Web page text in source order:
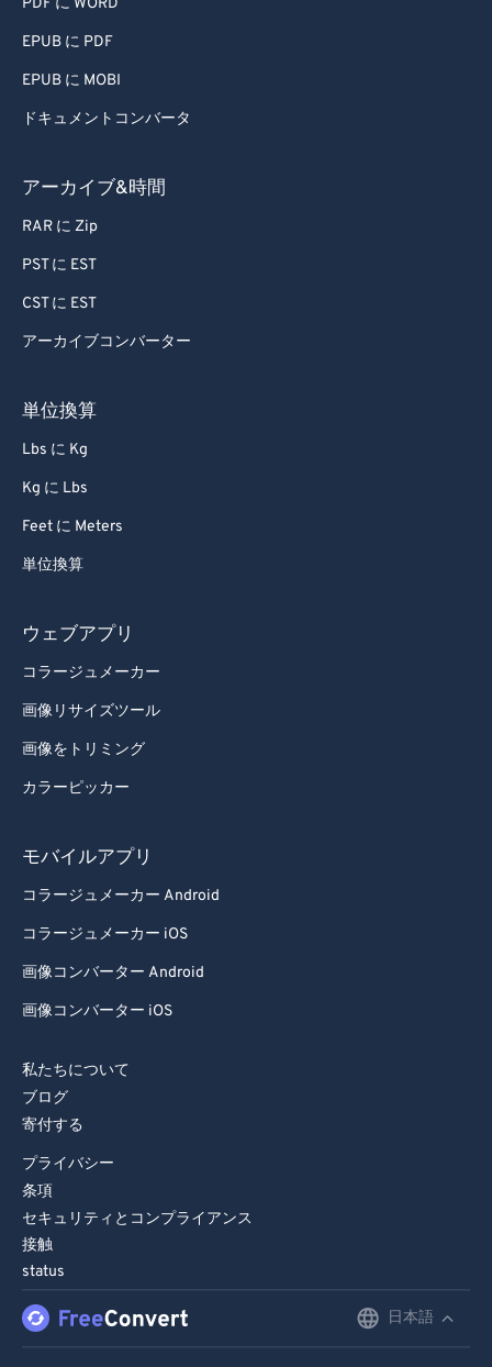
PDF に WORD
EPUB に PDF
EPUB に MOBI
ドキュメントコンバータ
アーカイブ&時間
RAR に Zip
PST に EST
CST に EST
アーカイブコンバーター
単位換算
Lbs に Kg
Kg に Lbs
Feet に Meters
単位換算
ウェブアプリ
コラージュメーカー
画像リサイズツール
画像をトリミング
カラーピッカー
モバイルアプリ
コラージュメーカー Android
コラージュメーカー iOS
画像コンバーター Android
画像コンバーター iOS
私たちについて
ブログ
寄付する
プライバシー
条項
セキュリティとコンプライアンス
接触
status
日本語